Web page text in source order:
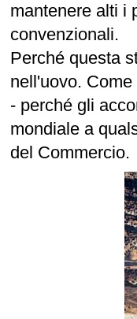
mantenere alti i
convenzionali.
Perché questa
nell'uovo.
- perché gli
mondiale a
del Commercio.